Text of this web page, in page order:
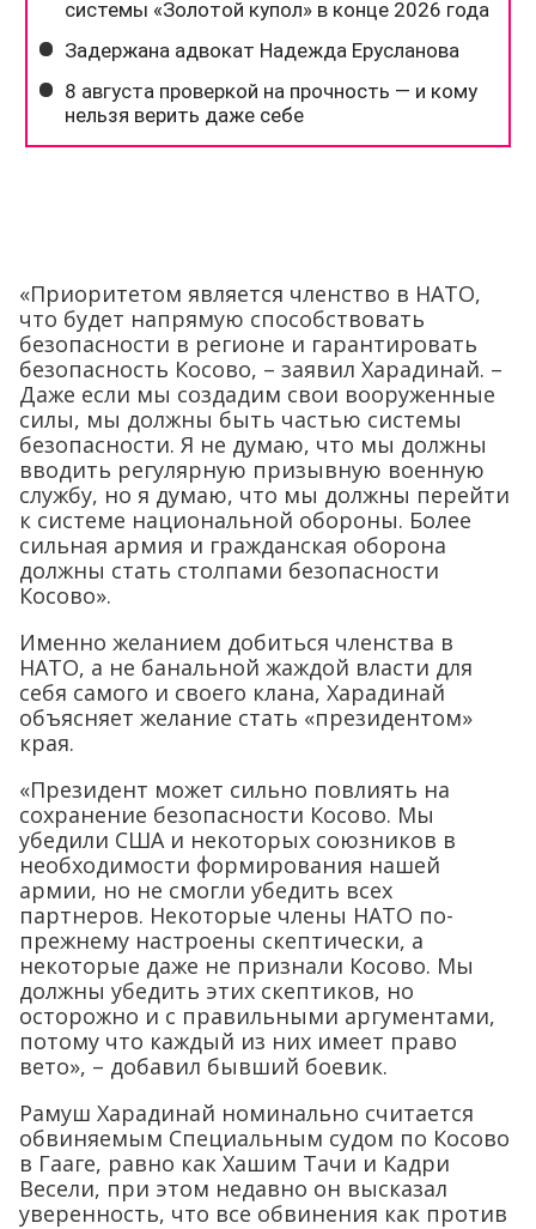
«Приоритетом является членство в НАТО,
что будет напрямую способствовать
безопасности в регионе и гарантировать
безопасность Косово, – заявил Харадинай. –
Даже если мы создадим свои вооруженные
силы, мы должны быть частью системы
безопасности. Я не думаю, что мы должны
вводить регулярную призывную военную
службу, но я думаю, что мы должны перейти
к системе национальной обороны. Более
сильная армия и гражданская оборона
должны стать столпами безопасности
Косово».
Именно желанием добиться членства в
НАТО, а не банальной жаждой власти для
себя самого и своего клана, Харадинай
объясняет желание стать «президентом»
края.
«Президент может сильно повлиять на
сохранение безопасности Косово. Мы
убедили США и некоторых союзников в
необходимости формирования нашей
армии, но не смогли убедить всех
партнеров. Некоторые члены НАТО по-
прежнему настроены скептически, а
некоторые даже не признали Косово. Мы
должны убедить этих скептиков, но
осторожно и с правильными аргументами,
потому что каждый из них имеет право
вето», – добавил бывший боевик.
Рамуш Харадинай номинально считается
обвиняемым Специальным судом по Косово
в Гааге, равно как Хашим Тачи и Кадри
Весели, при этом недавно он высказал
уверенность, что все обвинения как против